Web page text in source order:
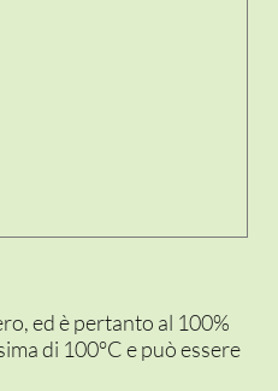
ed è pertanto al 100%
di 100°C e può essere